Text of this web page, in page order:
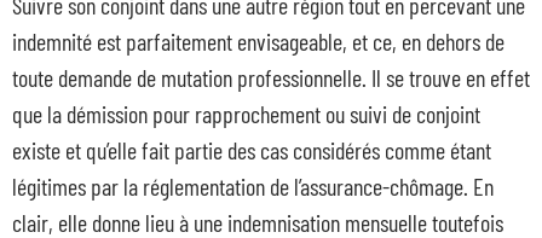
indemnité est parfaitement envisageable, et ce, en dehors de
toute demande de mutation professionnelle. Il se trouve en effet
que la démission pour rapprochement ou suivi de conjoint
existe et qu’elle fait partie des cas considérés comme étant
légitimes par la réglementation de l’assurance-chômage. En
clair, elle donne lieu à une indemnisation mensuelle toutefois